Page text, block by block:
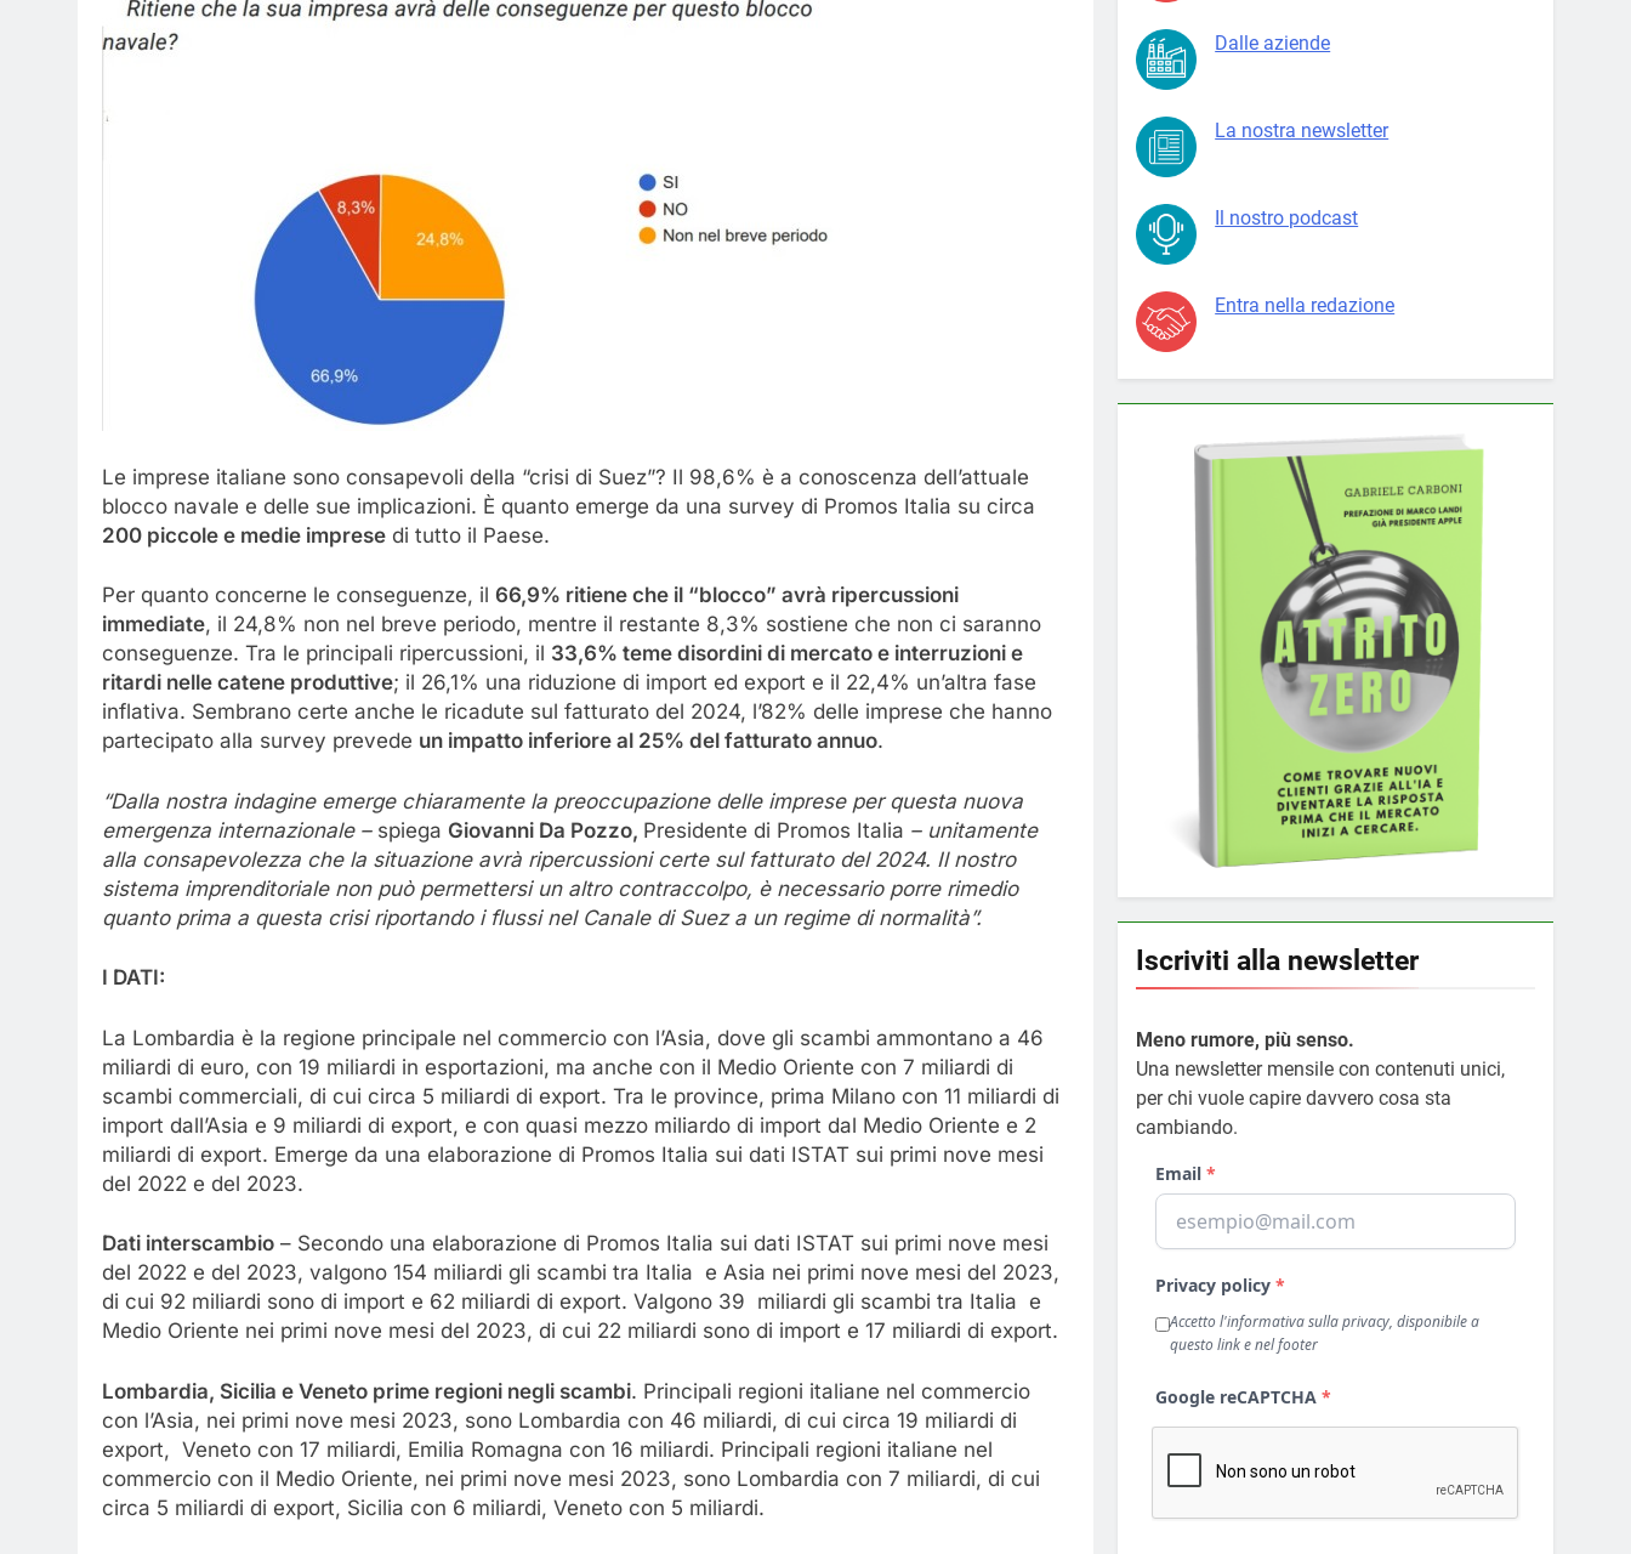
Le imprese italiane sono consapevoli della “crisi di Suez”? Il 98,6% è a conoscenza dell’attuale
blocco navale e delle sue implicazioni. È quanto emerge da una survey di Promos Italia su circa
200 piccole e medie imprese di tutto il Paese.
Per quanto concerne le conseguenze, il 66,9% ritiene che il “blocco” avrà ripercussioni
immediate, il 24,8% non nel breve periodo, mentre il restante 8,3% sostiene che non ci saranno
conseguenze. Tra le principali ripercussioni, il 33,6% teme disordini di mercato e interruzioni e
ritardi nelle catene produttive; il 26,1% una riduzione di import ed export e il 22,4% un’altra fase
inflativa. Sembrano certe anche le ricadute sul fatturato del 2024, l’82% delle imprese che hanno
partecipato alla survey prevede un impatto inferiore al 25% del fatturato annuo.
“Dalla nostra indagine emerge chiaramente la preoccupazione delle imprese per questa nuova
emergenza internazionale – spiega Giovanni Da Pozzo, Presidente di Promos Italia – unitamente
alla consapevolezza che la situazione avrà ripercussioni certe sul fatturato del 2024. Il nostro
sistema imprenditoriale non può permettersi un altro contraccolpo, è necessario porre rimedio
quanto prima a questa crisi riportando i flussi nel Canale di Suez a un regime di normalità”.
I DATI:
La Lombardia è la regione principale nel commercio con l’Asia, dove gli scambi ammontano a 46
miliardi di euro, con 19 miliardi in esportazioni, ma anche con il Medio Oriente con 7 miliardi di
scambi commerciali, di cui circa 5 miliardi di export. Tra le province, prima Milano con 11 miliardi di
import dall’Asia e 9 miliardi di export, e con quasi mezzo miliardo di import dal Medio Oriente e 2
miliardi di export. Emerge da una elaborazione di Promos Italia sui dati ISTAT sui primi nove mesi
del 2022 e del 2023.
Dati interscambio – Secondo una elaborazione di Promos Italia sui dati ISTAT sui primi nove mesi
del 2022 e del 2023, valgono 154 miliardi gli scambi tra Italia e Asia nei primi nove mesi del 2023,
di cui 92 miliardi sono di import e 62 miliardi di export. Valgono 39 miliardi gli scambi tra Italia e
Medio Oriente nei primi nove mesi del 2023, di cui 22 miliardi sono di import e 17 miliardi di export.
Lombardia, Sicilia e Veneto prime regioni negli scambi. Principali regioni italiane nel commercio
con l’Asia, nei primi nove mesi 2023, sono Lombardia con 46 miliardi, di cui circa 19 miliardi di
export, Veneto con 17 miliardi, Emilia Romagna con 16 miliardi. Principali regioni italiane nel
commercio con il Medio Oriente, nei primi nove mesi 2023, sono Lombardia con 7 miliardi, di cui
circa 5 miliardi di export, Sicilia con 6 miliardi, Veneto con 5 miliardi.
Dalle aziende
La nostra newsletter
Il nostro podcast
Entra nella redazione
Iscriviti alla newsletter
Meno rumore, più senso.
Una newsletter mensile con contenuti unici,
per chi vuole capire davvero cosa sta
cambiando.